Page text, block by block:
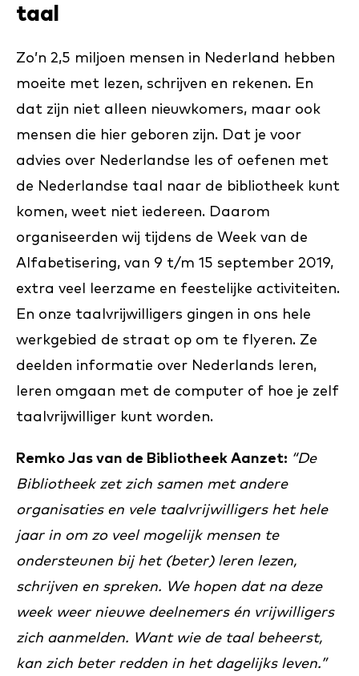
taal
Zo’n 2,5 miljoen mensen in Nederland hebben
moeite met lezen, schrijven en rekenen. En
dat zijn niet alleen nieuwkomers, maar ook
mensen die hier geboren zijn. Dat je voor
advies over Nederlandse les of oefenen met
de Nederlandse taal naar de bibliotheek kunt
komen, weet niet iedereen. Daarom
organiseerden wij tijdens de Week van de
Alfabetisering, van 9 t/m 15 september 2019,
extra veel leerzame en feestelijke activiteiten.
En onze taalvrijwilligers gingen in ons hele
werkgebied de straat op om te flyeren. Ze
deelden informatie over Nederlands leren,
leren omgaan met de computer of hoe je zelf
taalvrijwilliger kunt worden.
Remko Jas van de Bibliotheek Aanzet: “De
Bibliotheek zet zich samen met andere
organisaties en vele taalvrijwilligers het hele
jaar in om zo veel mogelijk mensen te
ondersteunen bij het (beter) leren lezen,
schrijven en spreken. We hopen dat na deze
week weer nieuwe deelnemers én vrijwilligers
zich aanmelden. Want wie de taal beheerst,
kan zich beter redden in het dagelijks leven.”